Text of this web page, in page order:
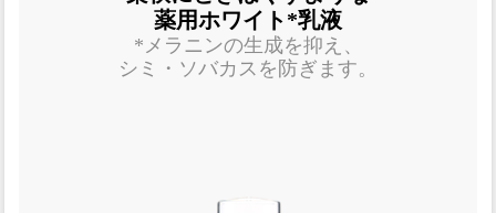
薬用ホワイト*乳液
*メラニンの生成を抑え、
シミ・ソバカスを防ぎます。